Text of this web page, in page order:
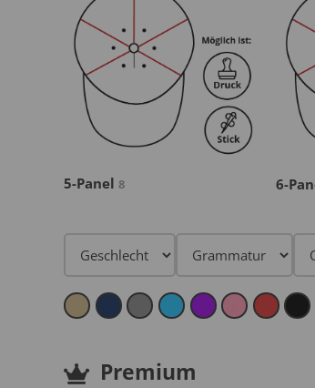
5-Panel 8 6-
Premium